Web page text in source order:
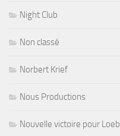
Night Club
Non classé
Norbert Krief
Nous Productions
Nouvelle victoire pour Loeb